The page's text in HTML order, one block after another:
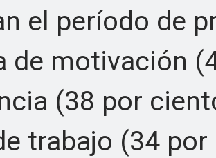
el período de
de motivación
(38 por
trabajo (34